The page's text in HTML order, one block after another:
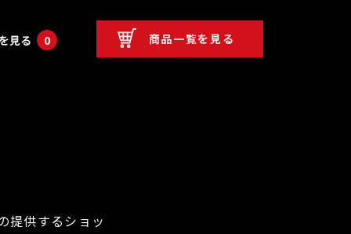
見る 0 商品一覧を見る
提供するショッ